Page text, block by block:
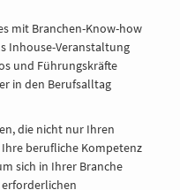
mit Branchen-Know-how
Inhouse-Veranstaltung
und Führungskräfte
in den Berufsalltag
die nicht nur Ihren
berufliche Kompetenz
sich in Ihrer Branche